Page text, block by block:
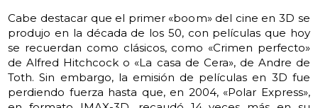
Cabe destacar que el primer «boom» del cine en 3D se
produjo en la década de los 50, con películas que hoy
se recuerdan como clásicos, como «Crimen perfecto»
de Alfred Hitchcock o «La casa de Cera», de Andre de
Toth. Sin embargo, la emisión de películas en 3D fue
perdiendo fuerza hasta que, en 2004, «Polar Express»,